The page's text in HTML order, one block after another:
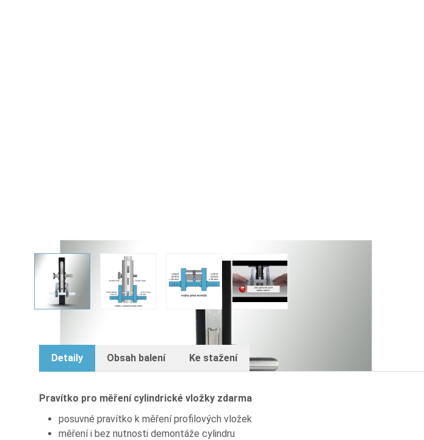
View larger imageView larger imageView larger imageView larger image
Detaily Obsah balení Ke stažení
Pravítko pro měření cylindrické vložky zdarma
posuvné pravítko k měření profilových vložek
měření i bez nutnosti demontáže cylindru